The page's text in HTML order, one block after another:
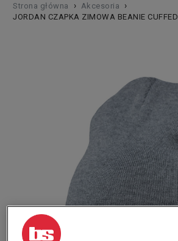
Strona główna › Akcesoria ›
JORDAN CZAPKA ZIMOWA BEANIE CUFFED